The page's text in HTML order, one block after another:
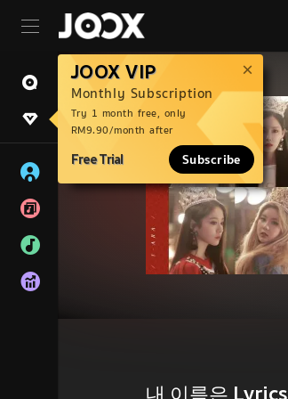
JOOX VIP
Monthly Subscription
Try 1 month free, only
RM9.90/month after
Free Trial Subscribe